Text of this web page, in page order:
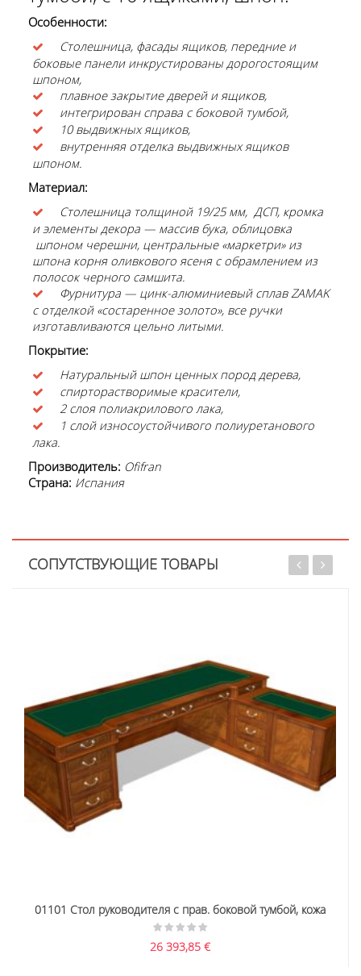
Особенности:
Столешница, фасады ящиков, передние и
боковые панели инкрустированы дорогостоящим
шпоном,
плавное закрытие дверей и ящиков,
интегрирован справа с боковой тумбой,
10 выдвижных ящиков,
внутренняя отделка выдвижных ящиков
шпоном.
Материал:
Столешница толщиной 19/25 мм, ДСП, кромка
и элементы декора — массив бука, облицовка
шпоном черешни, центральные «маркетри» из
шпона корня оливкового ясеня с обрамлением из
полосок черного самшита.
Фурнитура — цинк-алюминиевый сплав ZAMAK
с отделкой «состаренное золото», все ручки
изготавливаются цельно литыми.
Покрытие:
Натуральный шпон ценных пород дерева,
спирторастворимые красители,
2 слоя полиакрилового лака,
1 слой износоустойчивого полиуретанового
лака.
Производитель: Ofifran
Страна: Испания
СОПУТСТВУЮЩИЕ ТОВАРЫ
01101 Стол руководителя с прав. боковой тумбой, кожа
26 393,85 €